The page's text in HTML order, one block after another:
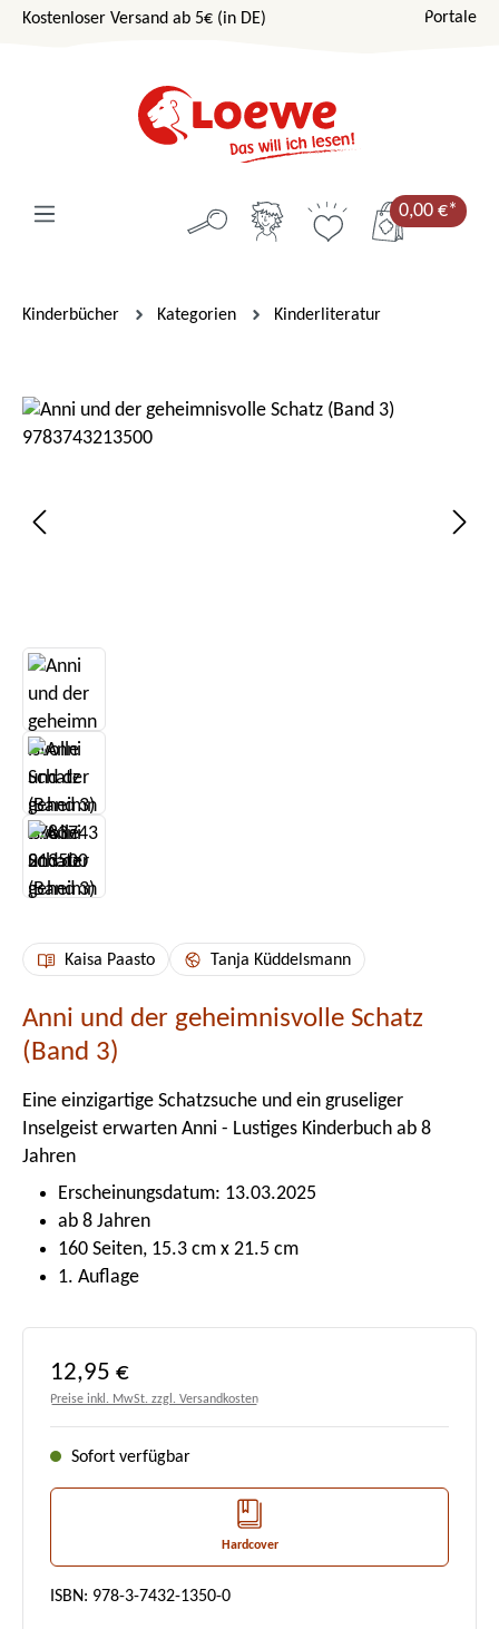
Zum Hauptinhalt springen
Kostenloser Versand ab 5€ (in DE) Portale
0,00 €*
Kinderbücher Kategorien Kinderliteratur
Bildergalerie überspringen
Kaisa Paasto Tanja Küddelsmann
Anni und der geheimnisvolle Schatz
(Band 3)
Eine einzigartige Schatzsuche und ein gruseliger
Inselgeist erwarten Anni - Lustiges Kinderbuch ab 8
Jahren
Erscheinungsdatum: 13.03.2025
ab 8 Jahren
160 Seiten, 15.3 cm x 21.5 cm
1. Auflage
Regulärer Preis:
12,95 €
Preise inkl. MwSt. zzgl. Versandkosten
Sofort verfügbar
Hardcover
ISBN: 978-3-7432-1350-0